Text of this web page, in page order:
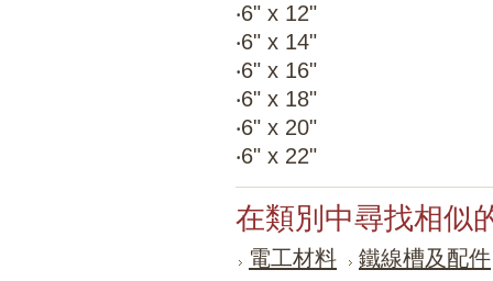
‧6" x 12"
‧6" x 14"
‧6" x 16"
‧6" x 18"
‧6" x 20"
‧6" x 22"
在類別中尋找相似
電工材料 鐵線槽及配件